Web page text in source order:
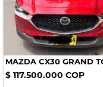
$ 117.500.000 COP